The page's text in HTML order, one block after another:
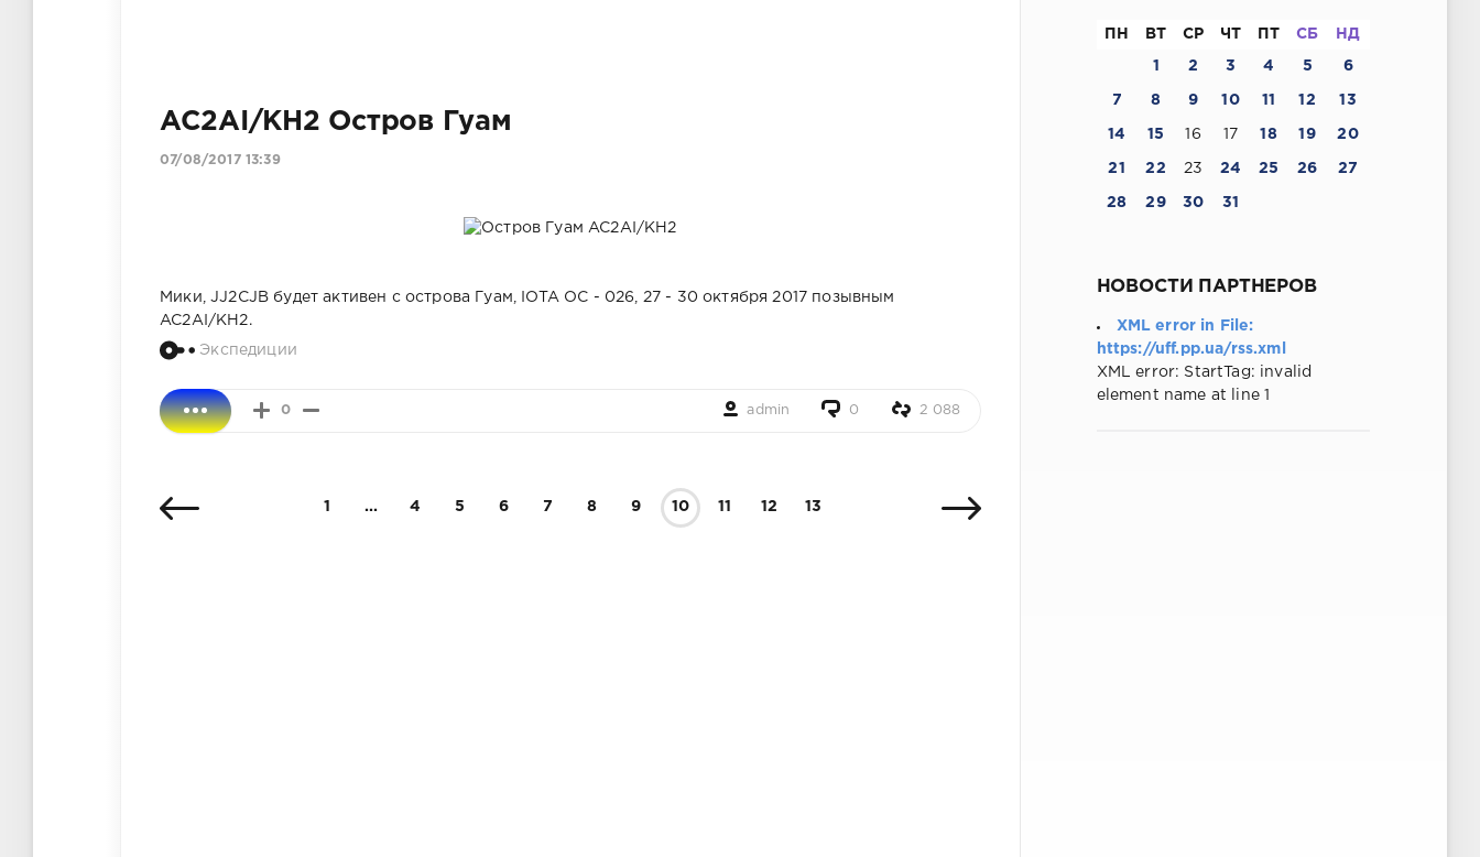
AC2AI/KH2 Остров Гуам
07/08/2017 13:39
Мики, JJ2CJB будет активен с острова Гуам, IOTA OC - 026, 27 - 30 октября 2017 позывным
AC2AI/KH2.
Экспедиции
0 admin 0 2 088
1 ... 4 5 6 7 8 9 10 11 12 13
ПН ВТ СР ЧТ СБ НД
1 2 3 4 5 6
7 8 9 10 11 12 13
14 15 16 17 18 19 20
21 22 23 24 25 26 27
28 29 30 31
НОВОСТИ ПАРТНЕРОВ
XML error in File:
https://uff.pp.ua/rss.xml
XML error: StartTag: invalid
element name at line 1